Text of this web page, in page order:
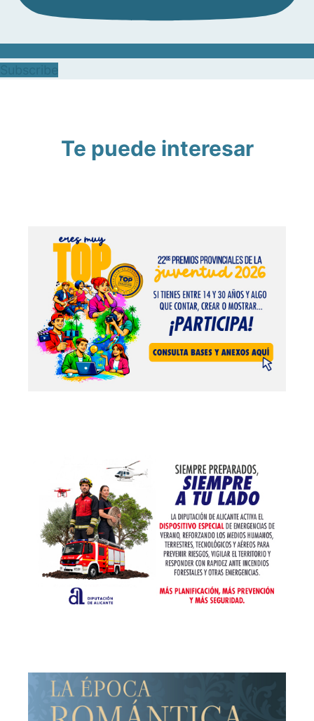
Te puede interesar